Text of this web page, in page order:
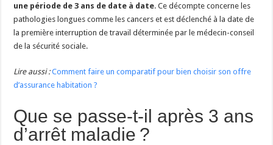
une période de 3 ans de date à date. Ce décompte concerne les
pathologies longues comme les cancers et est déclenché à la date de
la première interruption de travail déterminée par le médecin-conseil
de la sécurité sociale.
Lire aussi : Comment faire un comparatif pour bien choisir son offre
d’assurance habitation ?
Que se passe-t-il après 3 ans
d’arrêt maladie ?